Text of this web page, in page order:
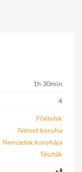
1h 30min
4
Főételek
Német konyha
Nemzetek konyhája
Tészták